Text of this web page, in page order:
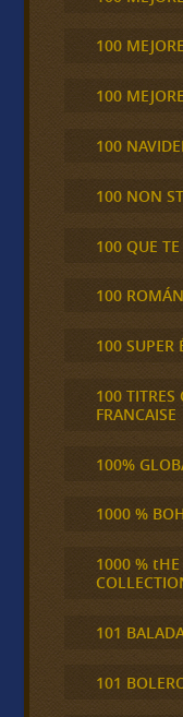
100
100
100
100 NON
100 QUE
100
100 SUPER
100 TITRES
FRANCAISE
100%
1000 %
1000 % tHE
101
101